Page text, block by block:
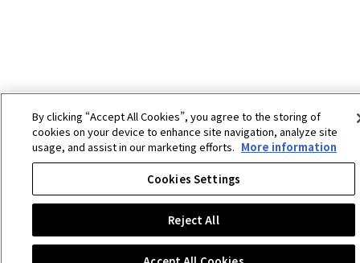
By clicking “Accept All Cookies”, you agree to the storing of
cookies on your device to enhance site navigation, analyze site
usage, and assist in our marketing efforts. More information
Cookies Settings
Reject All